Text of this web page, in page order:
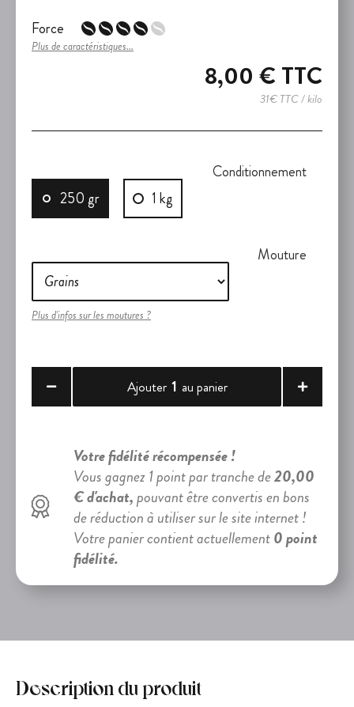
Force
Plus de caractéristiques...
8,00 € TTC
31€ TTC / kilo
Conditionnement
250 gr
1 kg
Mouture
Plus d'infos sur les moutures ?
Ajouter 1 au panier
Votre fidélité récompensée !
Vous gagnez 1 point par tranche de20,00
€ d'achat,pouvant être convertis en bons
de réduction à utiliser sur le site internet !
Votre panier contient actuellement0 point
fidélité.
Description du produit